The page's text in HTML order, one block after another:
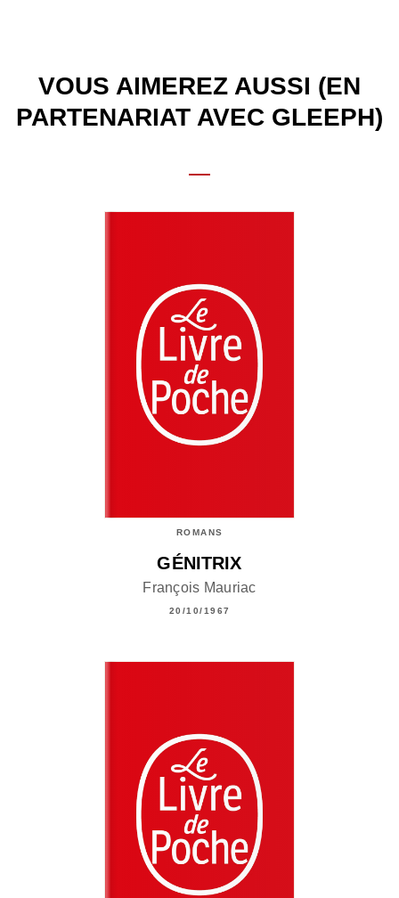
VOUS AIMEREZ AUSSI (EN
PARTENARIAT AVEC GLEEPH)
ROMANS
GÉNITRIX
François Mauriac
20/10/1967